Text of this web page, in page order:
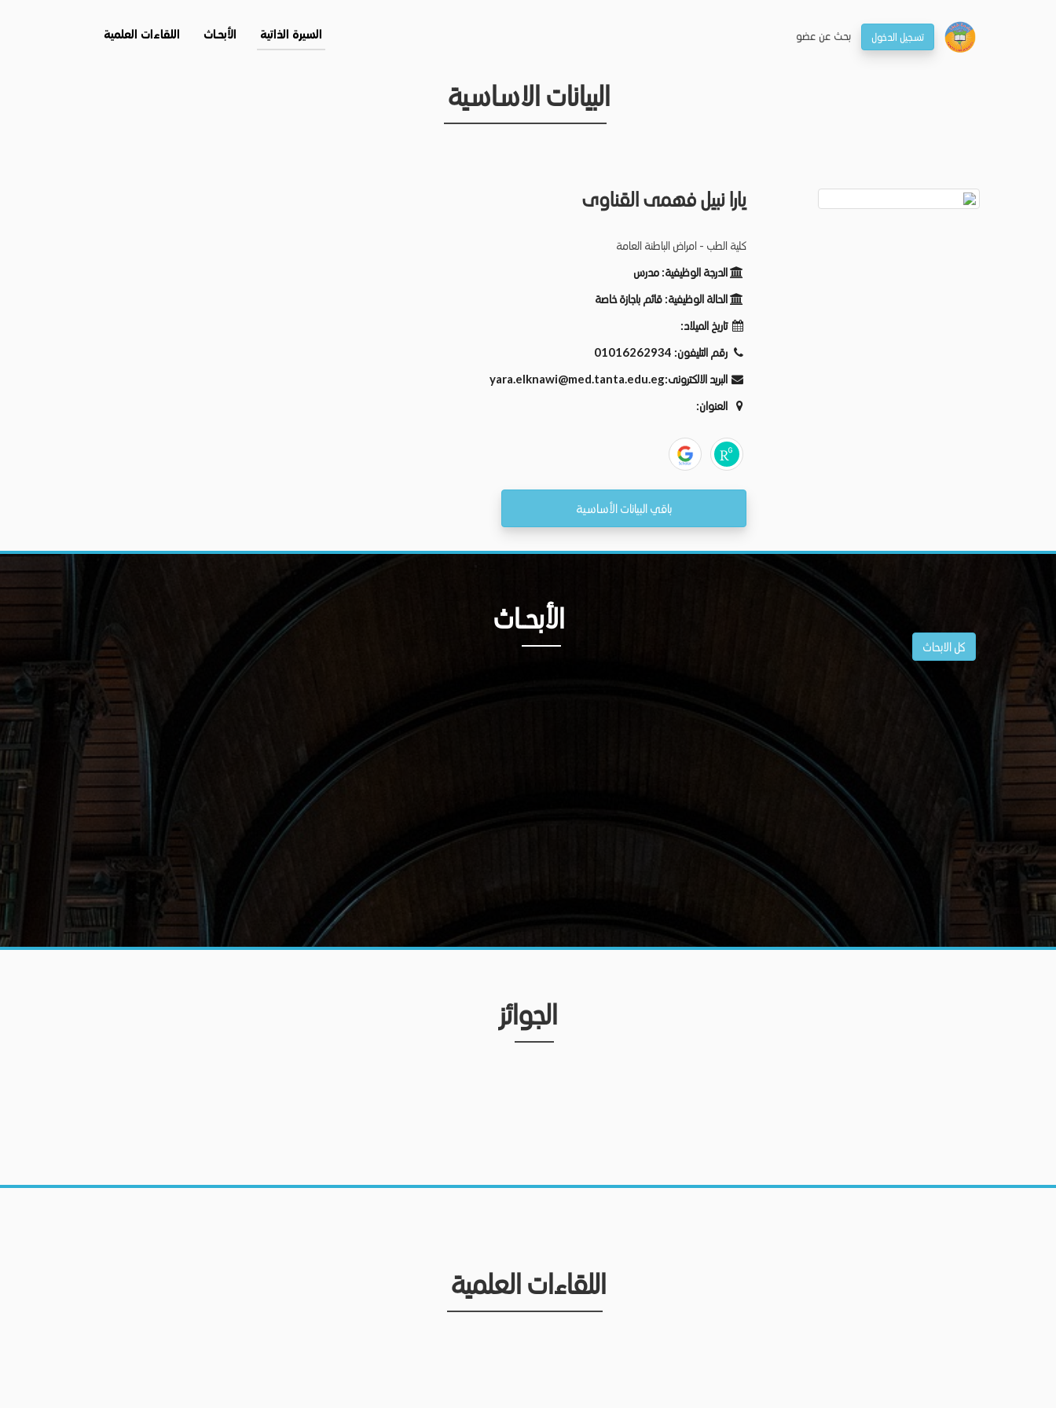
تسجيل الدخول بحـث عن عضو السيرة الذاتية الأبحــاث اللقاءات العلمية
البيانات الاساسية
يارا نبيل فهمى القناوى
كلية الطب - امراض الباطنة العامة
الدرجة الوظيفية:مدرس
الحالة الوظيفية:قائم باجازة خاصة
تاريخ الميلاد:
رقم التليفون: 01016262934
البريد الالكترونى:yara.elknawi@med.tanta.edu.eg
العنوان:
باقي البيانات الأساسية
الأبحــاث
كل الابحاث
الجوائز
اللقاءات العلمية